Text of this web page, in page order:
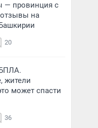
— провинция с
на
20
жители
может спасти
36